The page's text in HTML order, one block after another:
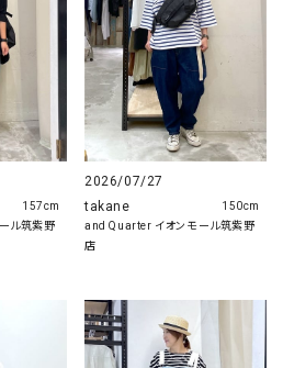
ル筑紫野
157cm
2026/07/27
takane
and Quarter イオンモール筑紫野
店
150cm